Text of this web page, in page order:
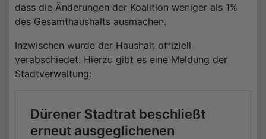
dass die Änderungen der Koalition weniger als 1%
des Gesamthaushalts ausmachen.
Inzwischen wurde der Haushalt offiziell
verabschiedet. Hierzu gibt es eine Meldung der
Stadtverwaltung: